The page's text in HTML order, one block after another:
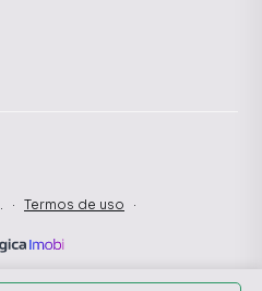
· Termos de uso ·